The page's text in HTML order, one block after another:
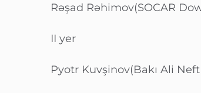
Rəşad Rəhimov(SOCAR
II yer
Pyotr Kuvşinov(Bakı Ali